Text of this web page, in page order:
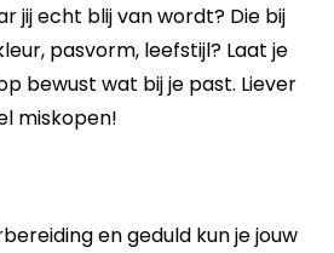
jij echt blij van wordt? Die bij
pasvorm, leefstijl? Laat je
bewust wat bij je past. Liever
miskopen!
en geduld kun je jouw